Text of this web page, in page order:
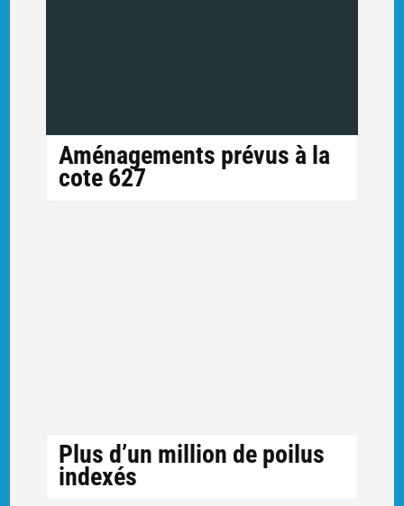
Aménagements prévus à la
cote 627
Plus d’un million de poilus
indexés